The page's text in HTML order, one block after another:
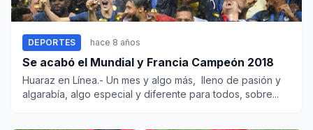
DEPORTES hace 8 años
Se acabó el Mundial y Francia Campeón 2018
Huaraz en Línea.- Un mes y algo más, lleno de pasión y
algarabía, algo especial y diferente para todos, sobre...